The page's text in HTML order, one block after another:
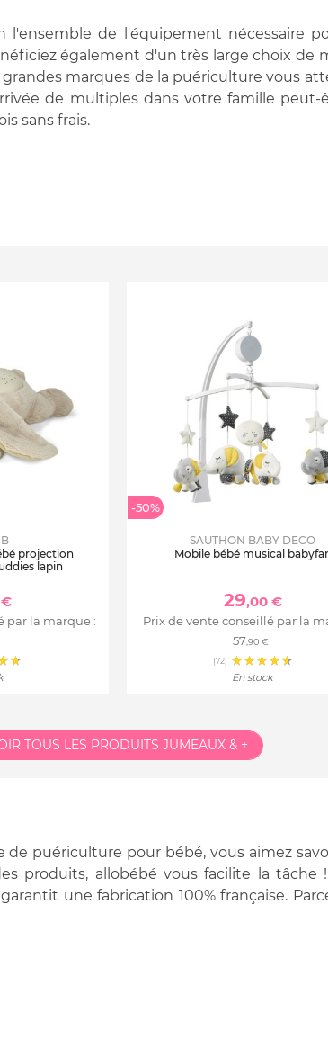
l'ensemble de l'équipement nécessaire
également d'un très large choix de
grandes marques de la puériculture vous
de multiples dans votre famille
sans frais.
projection
lapin
par la marque :
-50%
SAUTHON BABY DECO
Mobile bébé musical
29,00 €
Prix de vente conseillé par la
57,90 €
(72)
En stock
TOUS LES PRODUITS JUMEAUX & +
de puériculture pour bébé, vous aimez
produits, allobébé vous facilite la
une fabrication 100% française.